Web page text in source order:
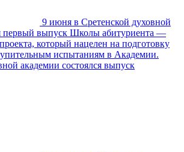
9 июня в Сретенской духовной
первый выпуск Школы абитуриента —
который нацелен на подготовку
испытаниям в Академии.
академии состоялся выпуск